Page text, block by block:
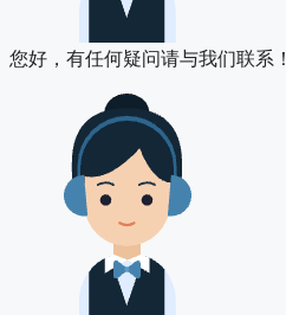
您好，有任何疑问请与我们联系！